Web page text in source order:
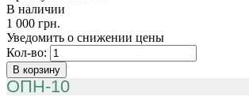
В наличии
1 000 грн.
Уведомить о снижении цены
Кол-во:
ОПН-10